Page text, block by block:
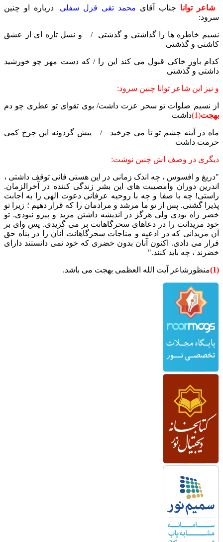
شاعر توانا جناب آقای محمد تقی قزل سفلی درباره او چنین
سرود:
نسیم خاطره ها را گذاشتی و گذشتی / و نسل تازه ای از عشق
کاشتی و گذشتی
کدام باور خاکی قبول می کند این را / که دست مهر چو خورشید
داشتی و گذشتی
و نیز این شاعر توانا چنین سرود:
از نسیم صلوات تو سحر عزت داشت/ بوی تقوای تو عطری چو دم
بهجت(1) داشت
ماه در آینه چشم تو تا می چرخید / پیش گردونه این چرخ کمی
حرمت داشت
دیگری در وصف اش چنین نوشت:
"دریغ و افسوس ، چه اندک زمانی در این هستی فانی توقف داشتی ،
اندرین دوران وامصیبت های این بشر زندگی کننده در آخرالزمان.
راستی! چه با صفا و چه با روحیه عرفانی دعوت الهی را به اجابت
پذیرا گشتی. پس از تو ما مرشد و مرادمان را که قرار دهیم ؛ زیرا تو
خضر راه بودی ولی هرگز در اندیشه داشتن مرید و پیرو نبودی. تو
خود مریدانت را در دعاهای سحرگاهانت بر می گزیدی. پس وای بر
آن مریدانی که در ادعیه و مناجات سحرگاهانت آنان را در پناه حق
قرار می دادی. اکنون آنان بدون خضری که خود نمی دانستند دارای
خضرند ، چه باید کنند."
(1) منظورشاعر آیت الله العظمی بهجت می باشد.